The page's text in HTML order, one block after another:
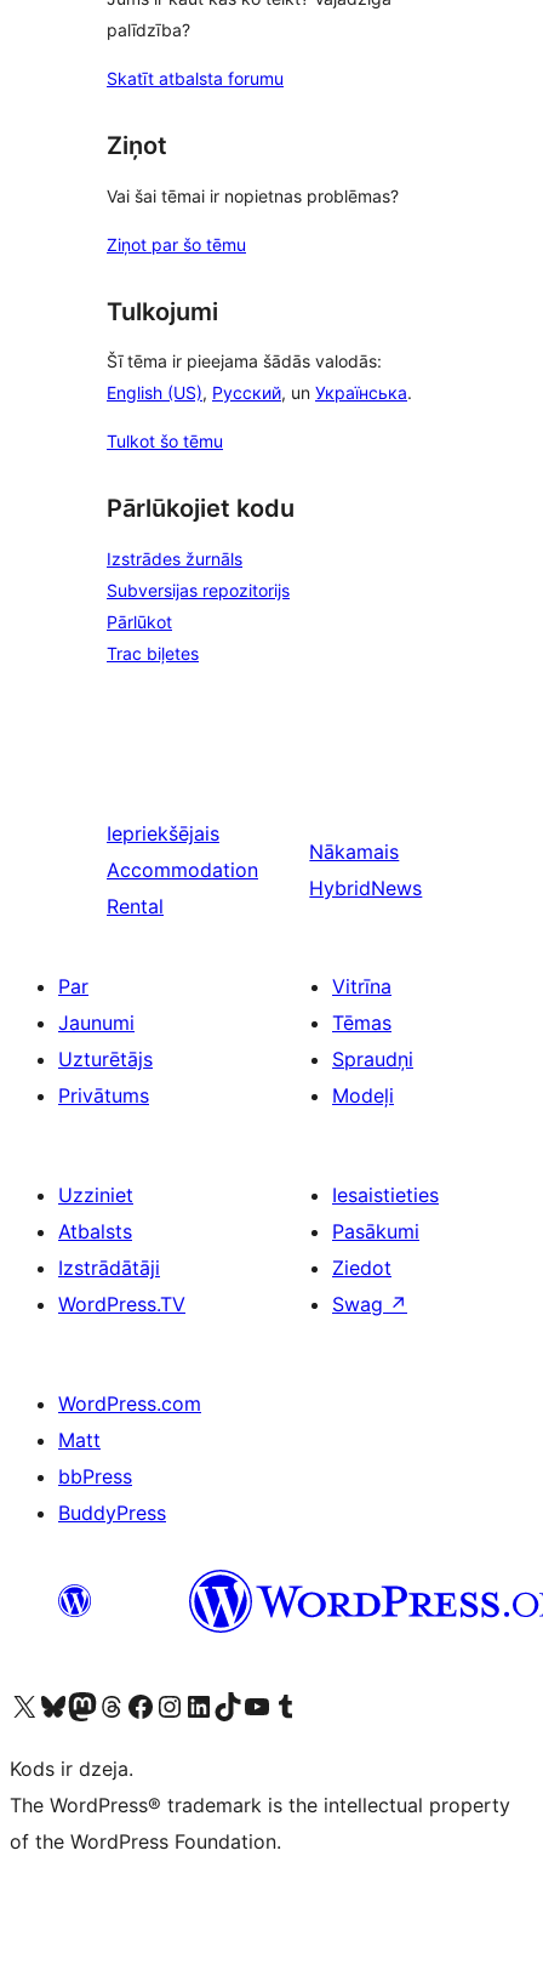
palīdzība?
Skatīt atbalsta forumu
Ziņot
Vai šai tēmai ir nopietnas problēmas?
Ziņot par šo tēmu
Tulkojumi
Šī tēma ir pieejama šādās valodās:
English (US), Русский, un Українська.
Tulkot šo tēmu
Pārlūkojiet kodu
Izstrādes žurnāls
Subversijas repozitorijs
Pārlūkot
Trac biļetes
Iepriekšējais
Accommodation
Rental
Nākamais
HybridNews
Par
Jaunumi
Uzturētājs
Privātums
Vitrīna
Tēmas
Spraudņi
Modeļi
Uzziniet
Atbalsts
Izstrādātāji
WordPress.TV
Iesaistieties
Pasākumi
Ziedot
Swag ↗
WordPress.com
Matt
bbPress
BuddyPress
Apmeklējiet mūsu X (agrāk Twitter) kontu
Apmeklējiet mūsu Bluesky kontu
Apmeklējiet mūsu Mastodon kontu
Apmeklējiet mūsu Threads kontu
Apmeklējiet mūsu Facebook lapuApmeklējiet mūsu Instagram kontu
Apmeklējiet mūsu LinkedIn kontu
Apmeklējiet mūsu TikTok kontu
Apmeklējiet mūsu YouTube kanālu
Apmeklējiet mūsu Tumblr kontu
Kods ir dzeja.
The WordPress® trademark is the intellectual property
of the WordPress Foundation.